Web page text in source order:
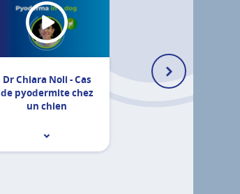
Dr Chiara Noli - Cas
de pyodermite chez
un chien